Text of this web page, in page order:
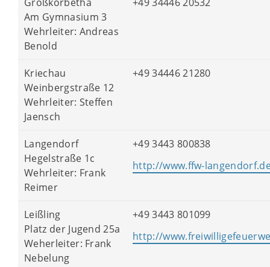
Am Gymnasium 3
Wehrleiter: Andreas
Benold
Kriechau
Weinbergstraße 12
Wehrleiter: Steffen
Jaensch
+49 34446 21280
Langendorf
Hegelstraße 1c
Wehrleiter: Frank
Reimer
+49 3443 800838
http://www.ffw-
Leißling
Platz der Jugend 25a
Weherleiter: Frank
Nebelung
+49 3443 801099
http://